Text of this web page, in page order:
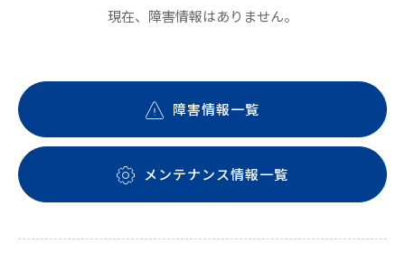
現在、障害情報はありません。
障害情報一覧
メンテナンス情報一覧